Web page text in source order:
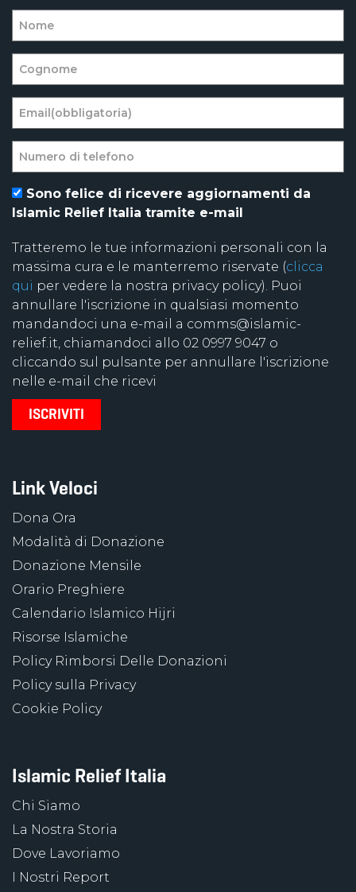
Sono felice di ricevere aggiornamenti da
Islamic Relief Italia tramite e-mail
Tratteremo le tue informazioni personali con la
massima cura e le manterremo riservate (clicca
qui per vedere la nostra privacy policy). Puoi
annullare l'iscrizione in qualsiasi momento
mandandoci una e-mail a comms@islamic-
relief.it, chiamandoci allo 02 0997 9047 o
cliccando sul pulsante per annullare l'iscrizione
nelle e-mail che ricevi
Link Veloci
Dona Ora
Modalità di Donazione
Donazione Mensile
Orario Preghiere
Calendario Islamico Hijri
Risorse Islamiche
Policy Rimborsi Delle Donazioni
Policy sulla Privacy
Cookie Policy
Islamic Relief Italia
Chi Siamo
La Nostra Storia
Dove Lavoriamo
I Nostri Report